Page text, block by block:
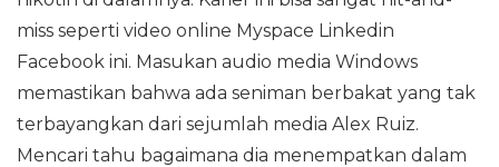
miss seperti video online Myspace Linkedin
Facebook ini. Masukan audio media Windows
memastikan bahwa ada seniman berbakat yang tak
terbayangkan dari sejumlah media Alex Ruiz.
Mencari tahu bagaimana dia menempatkan dalam